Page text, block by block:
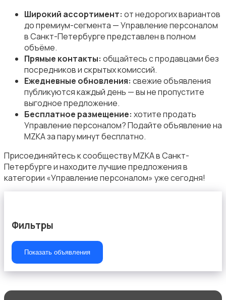
Медицина
Начало карьеры
Образование и наука
Офисный персонал
Широкий ассортимент: от недорогих вариантов
до премиум-сегмента — Управление персоналом
в Санкт-Петербурге представлен в полном
объёме.
Прямые контакты: общайтесь с продавцами без
посредников и скрытых комиссий.
Ежедневные обновления: свежие объявления
публикуются каждый день — вы не пропустите
выгодное предложение.
Бесплатное размещение: хотите продать
Управление персоналом? Подайте объявление на
MZKA за пару минут бесплатно.
Присоединяйтесь к сообществу MZKA в Санкт-
Петербурге и находите лучшие предложения в
категории «Управление персоналом» уже сегодня!
Фильтры
Показать объявления